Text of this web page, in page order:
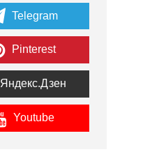
Telegram
Pinterest
Яндекс.Дзен
Youtube